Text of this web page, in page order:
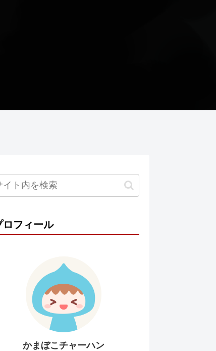
ロフィール
かまぼこチャーハン